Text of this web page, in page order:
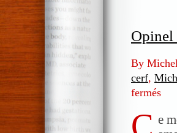
Opinel
By
cerf,
fermés
e